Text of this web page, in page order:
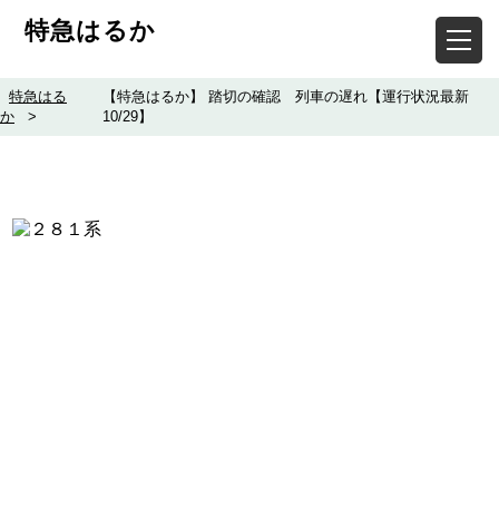
特急はるか
特急はる
か
>
【特急はるか】 踏切の確認 列車の遅れ【運行状況最新
10/29】